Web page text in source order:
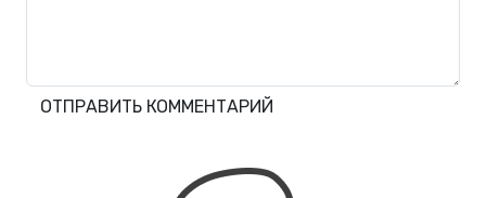
ОТПРАВИТЬ КОММЕНТАРИЙ